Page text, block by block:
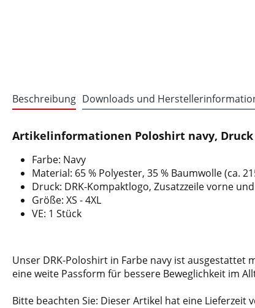
Beschreibung Downloads und
Artikelinformationen Poloshirt navy,
Farbe: Navy
Material: 65 % Polyester, 35 % Baumwolle (ca.
Druck: DRK-Kompaktlogo, Zusatzzeile vorne
Größe: XS - 4XL
VE: 1 Stück
Unser DRK-Poloshirt in Farbe navy ist ausgestattet
eine weite Passform für bessere Beweglichkeit im
Bitte beachten Sie: Dieser Artikel hat eine Lieferzeit